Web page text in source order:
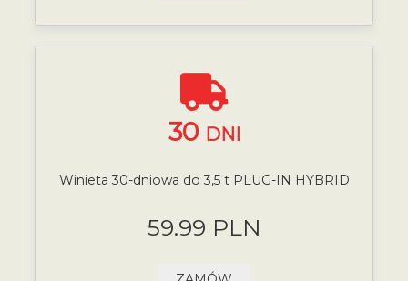
30 DNI
Winieta 30-dniowa do 3,5 t PLUG-IN HYBRID
59.99 PLN